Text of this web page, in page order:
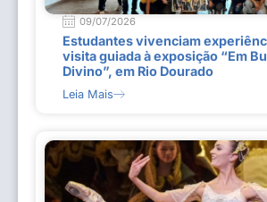
09/07/2026
Estudantes vivenciam
visita guiada à exposição “Em
Divino”, em Rio Dourado
Leia Mais